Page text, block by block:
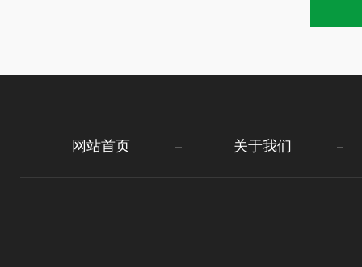
网站首页 关于我们